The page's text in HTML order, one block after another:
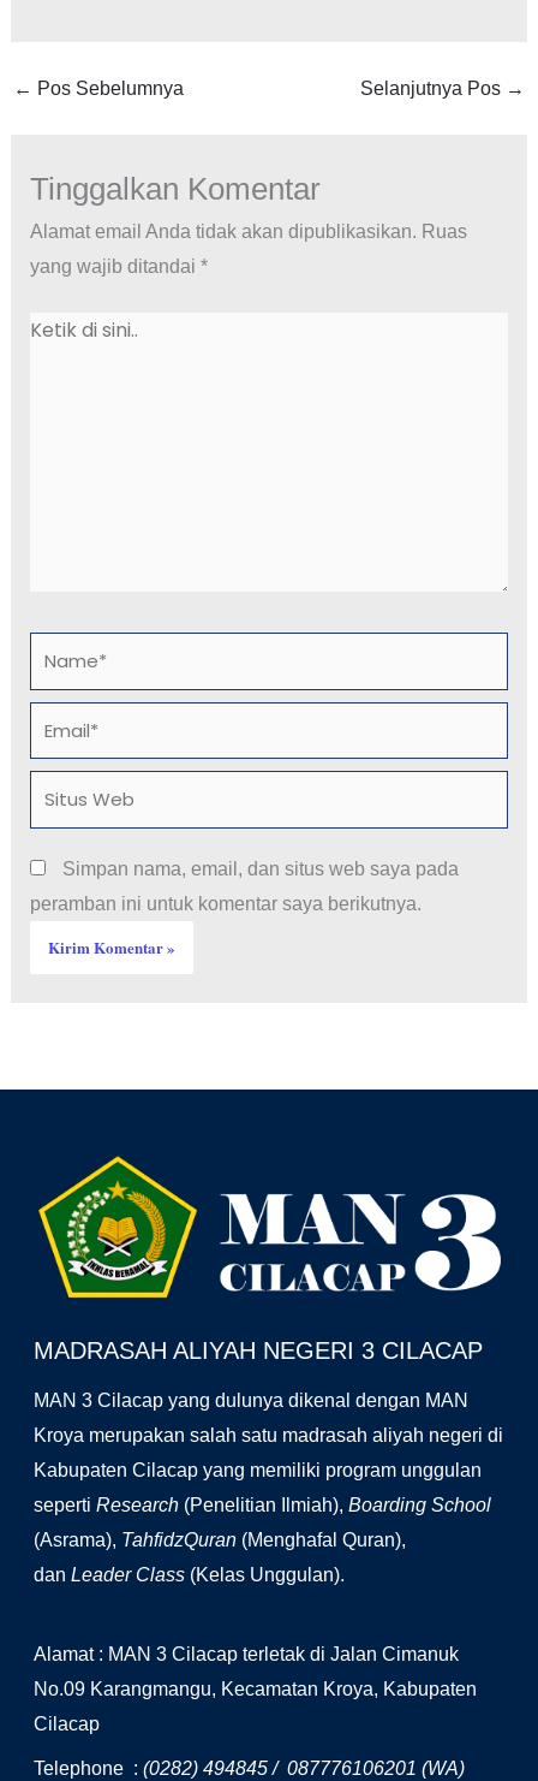
← Pos Sebelumnya Selanjutnya Pos →
Tinggalkan Komentar
Alamat email Anda tidak akan dipublikasikan. Ruas
yang wajib ditandai *
Ketik
Simpan nama, email, dan situs web saya pada
peramban ini untuk komentar saya berikutnya.
MADRASAH ALIYAH NEGERI 3 CILACAP
MAN 3 Cilacap yang dulunya dikenal dengan MAN
Kroya merupakan salah satu madrasah aliyah negeri di
Kabupaten Cilacap yang memiliki program unggulan
seperti Research (Penelitian Ilmiah), Boarding School
(Asrama), TahfidzQuran (Menghafal Quran),
dan Leader Class (Kelas Unggulan).
Alamat : MAN 3 Cilacap terletak di Jalan Cimanuk
No.09 Karangmangu, Kecamatan Kroya, Kabupaten
Cilacap
Telephone : (0282) 494845 / 087776106201 (WA)